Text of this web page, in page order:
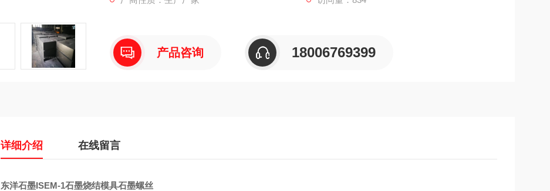
产品咨询 18006769399
详细介绍 在线留言
东洋石墨ISEM-1石墨烧结模具石墨螺丝